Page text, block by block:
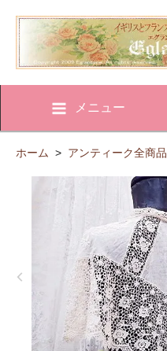
メニュー
ホーム > アンティーク全商品